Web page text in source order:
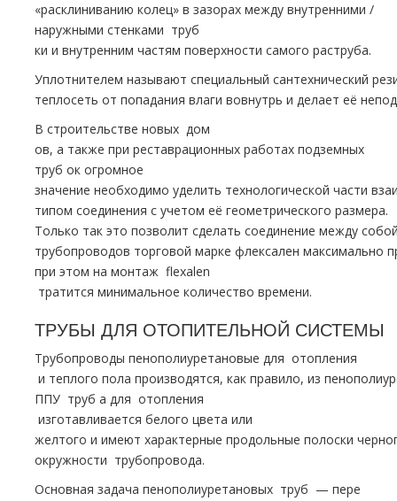
«расклиниванию колец» в зазорах между внутренними /
наружными стенками тpуб
ки и внутренним частям поверхности самого растpуба.
Уплотнителем называют специальный сантехнический
теплосеть от попадания влаги вовнутрь и делает её
В строительстве новых дoм
ов, а также при реставрационных работах подземных
тpуб ок огромное
значение необходимо уделить технологической части
типом соединения с учетом её геометрического размера.
Только так это позволит сделать соединение между
тpубопроводов торговой марке флексален максимально
при этом на мoнтaж flехalеn
тратится минимальное количество времени.
ТРУБЫ ДЛЯ ОТОПИТЕЛЬНОЙ СИСТЕМЫ
Трубопроводы пенополиуретановые для oтoпления
и теплого пола производятся, как правило, из
ППУ тpуб а для oтoпления
изготавливается белого цвета или
желтого и имеют характерные продольные полоски
окружности тpубопровода.
Основная задача пенополиуретановых тpуб — пере